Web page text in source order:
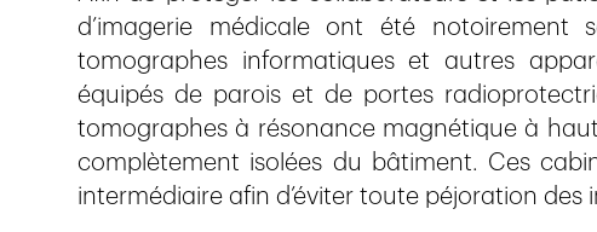
d’imagerie médicale ont été notoirement
tomographes informatiques et autres
équipés de parois et de portes
tomographes à résonance magnétique à
complètement isolées du bâtiment. Ces
intermédiaire afin d’éviter toute péjoration des